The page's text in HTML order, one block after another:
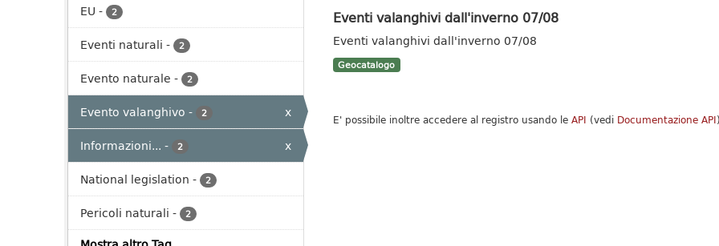
EU - 2
Eventi naturali - 2
Evento naturale - 2
Evento valanghivo - 2
x
Informazioni... - 2
x
National legislation - 2
Pericoli naturali - 2
Eventi valanghivi dall'inverno 07/08
Eventi valanghivi dall'inverno 07/08
Geocatalogo
E' possibile inoltre accedere al registro usando le API (vedi Documentazione API